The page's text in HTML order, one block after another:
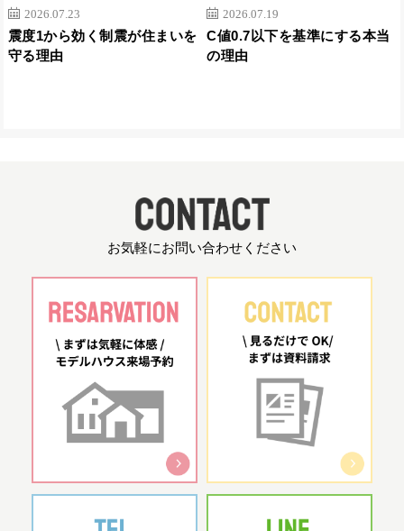
2026.07.23
震度1から効く制震が住まいを
守る理由
2026.07.19
C値0.7以下を基準にする本当
の理由
お気軽にお問い合わせください